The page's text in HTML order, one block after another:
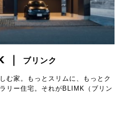
｜ ブリンク
む家。もっとスリムに、もっとク
リー住宅。それがBLIMK（ブリン